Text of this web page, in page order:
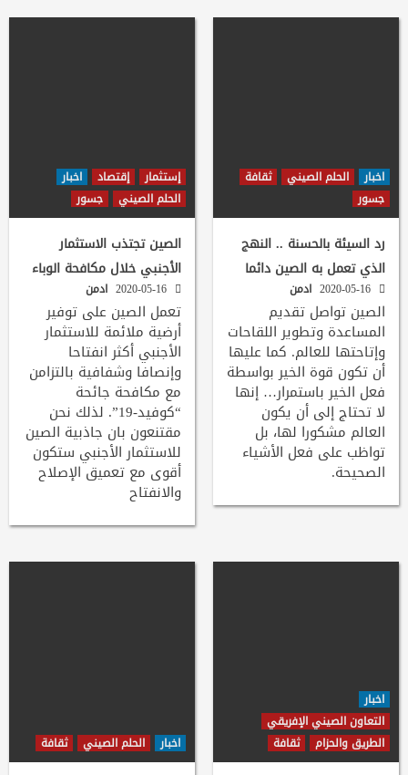
اخبار الحلم الصيني
ثقافة
جسور
رد السيئة بالحسنة .. النهج
الذي تعمل به الصين دائما
ادمن
الصين تواصل تقديم
المساعدة وتطوير اللقاحات
وإتاحتها للعالم. كما عليها
أن تكون قوة الخير بواسطة
فعل الخير باستمرار… إنها
لا تحتاج إلى أن يكون
العالم مشكورا لها، بل
تواظب على فعل الأشياء
الصحيحة.
إستثمار إقتصاد
اخبار
الحلم الصيني
جسور
الصين تجتذب الاستثمار
الأجنبي خلال مكافحة الوباء
ادمن
تعمل الصين على توفير
أرضية ملائمة للاستثمار
الأجنبي أكثر انفتاحا
وإنصافا وشفافية بالتزامن
مع مكافحة جائحة
“كوفيد-19”. لذلك نحن
مقتنعون بان جاذبية الصين
للاستثمار الأجنبي ستكون
أقوى مع تعميق الإصلاح
والانفتاح
اخبار
التعاون الصيني الإفريقي
الطريق والحزام
ثقافة اخبار الحلم الصيني ثقافة